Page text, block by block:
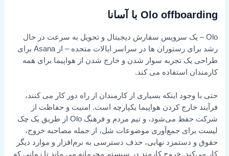
Olo offboarding با آسانا
Olo – یک سرویس سفارش دیجیتال و تحویل به سرعت در حال
رشد برای رستوران ها در سراسر ایالات متحده – از Asana برای
طراحی یک تجربه سوار شدن و خارج شدن از هواپیما برای همه
کارمندان استفاده می کند.
حتی با وجود اینکه بسیاری از کارمندان از راه دور کار می کنند،
فرآیند خارج کردن هواپیما یکپارچه است. امنیت و حفاظت از
شرکت حفظ می‌شود، و تیم مردم و فرهنگ Olo از طریق یک چک
لیست برای جمع‌آوری موضوعات شل، از جمله مصاحبه خروج،
حقوق و دستمزد نهایی، حذف دسترسی به نرم‌افزار و موارد دیگر
کار می‌کند. خروج کارمند در سیستم محرمانه می ماند تا زمانی که